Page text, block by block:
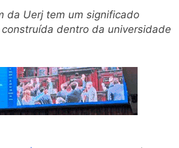
da Uerj tem um significado
dentro da universidade